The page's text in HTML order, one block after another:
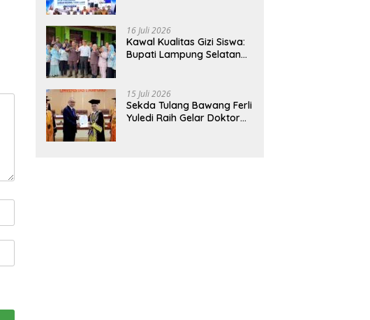
Terintegrasi Pertama di
Lampung
16 Juli 2026
Kawal Kualitas Gizi Siswa:
Bupati Lampung Selatan
Bergizi Gratis di Natar
15 Juli 2026
Sekda Tulang Bawang Ferli
Yuledi Raih Gelar Doktor